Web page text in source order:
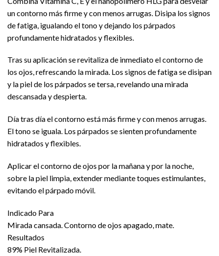
un contorno más firme y con menos arrugas. Disipa los signos
de fatiga, igualando el tono y dejando los párpados
profundamente hidratados y flexibles.
Tras su aplicación se revitaliza de inmediato el contorno de
los ojos, refrescando la mirada. Los signos de fatiga se disipan
y la piel de los párpados se tersa, revelando una mirada
descansada y despierta.
Día tras día el contorno está más firme y con menos arrugas.
El tono se iguala. Los párpados se sienten profundamente
hidratados y flexibles.
Aplicar el contorno de ojos por la mañana y por la noche,
sobre la piel limpia, extender mediante toques estimulantes,
evitando el párpado móvil.
Indicado Para
Mirada cansada. Contorno de ojos apagado, mate.
Resultados
89% Piel Revitalizada.